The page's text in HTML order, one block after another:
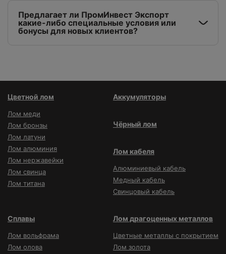
Предлагает ли ПромИнвест Экспорт
какие-либо специальные условия или
бонусы для новых клиентов?
Цветной лом
Лом меди
Лом бронзы
Лом латуни
Лом алюминия
Лом нержавейки
Лом свинца
Лом титана
Аккумуляторы
Чёрный лом
Лом кабеля
Алюминиевый кабель
Медный кабель
Свинцовый кабель
Сплавы
Лом вольфрама
Лом олова
Лом драгоценных металлов
Цветные металлы с покрытием
Лом золота